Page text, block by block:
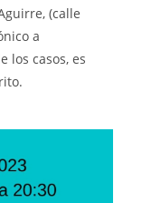
(calle
a
los casos, es